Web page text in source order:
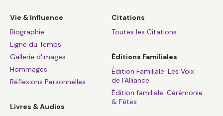
Vie & Influence
Biographie
Ligne du Temps
Gallerie d'images
Hommages
Réflexions Personnelles
Livres & Audios
Citations
Toutes les Citations
Éditions Familiales
Édition Familiale: Les Voix
de l'Alliance
Édition familiale: Cérémonie
& Fêtes